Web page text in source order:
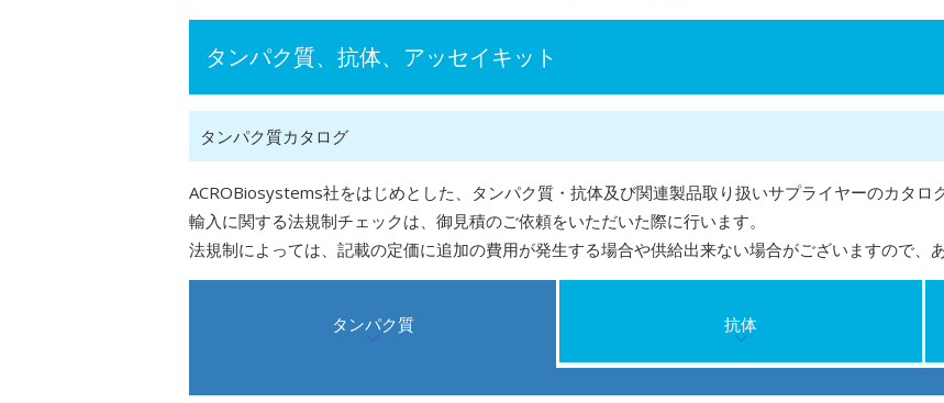
タンパク質、抗体、アッセイキット
タンパク質カタログ
ACROBiosystems社をはじめとした、タンパク質・抗体及び関連製品取り扱いサプライヤーのカタロ
輸入に関する法規制チェックは、御見積のご依頼をいただいた際に行います。
法規制によっては、記載の定価に追加の費用が発生する場合や供給出来ない場合がございますので、
タンパク質 抗体